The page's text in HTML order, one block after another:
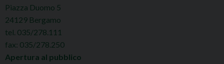
Piazza Duomo 5
24129 Bergamo
tel. 035/278.111
fax: 035/278.250
Apertura al pubblico